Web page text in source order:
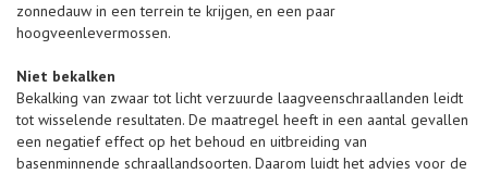
zonnedauw in een terrein te krijgen, en een paar
hoogveenlevermossen.
Niet bekalken
Bekalking van zwaar tot licht verzuurde laagveenschraallanden leidt
tot wisselende resultaten. De maatregel heeft in een aantal gevallen
een negatief effect op het behoud en uitbreiding van
basenminnende schraallandsoorten. Daarom luidt het advies voor de